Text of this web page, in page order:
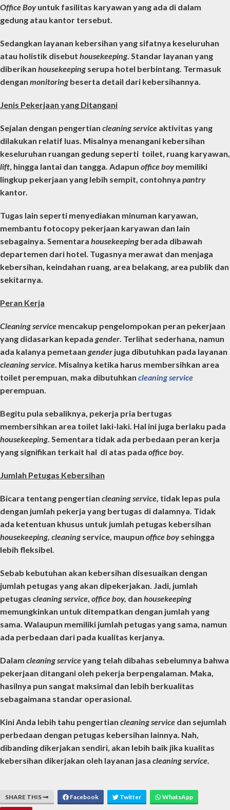
Office Boyuntuk fasilitas karyawan yang ada di dalam
gedung atau kantor tersebut.
Sedangkan layanan kebersihan yang sifatnya keseluruhan
atau holistik disebut housekeeping . Standar layanan yang
diberikan housekeeping serupa hotel berbintang. Termasuk
dengan monitoring beserta detail dari kebersihannya.
Jenis Pekerjaan yang Ditangani
Sejalan dengan pengertian cleaning service aktivitas yang
dilakukan relatif luas. Misalnya menangani kebersihan
keseluruhan ruangan gedung seperti toilet, ruang karyawan,
lift , hingga lantai dan tangga. Adapun office boymemiliki
lingkup pekerjaan yang lebih sempit, contohnya pantry
kantor.
Tugas lain seperti menyediakan minuman karyawan,
membantu fotocopy pekerjaan karyawan dan lain
sebagainya. Sementara housekeeping berada dibawah
departemen dari hotel. Tugasnya merawat dan menjaga
kebersihan, keindahan ruang, area belakang, area publik dan
sekitarnya.
Peran Kerja
Cleaning service mencakup pengelompokan peran pekerjaan
yang didasarkan kepada gender . Terlihat sederhana, namun
ada kalanya pemetaan gender juga dibutuhkan pada layanan
cleaning service . Misalnya ketika harus membersihkan area
toilet perempuan, maka dibutuhkan cleaning service
perempuan.
Begitu pula sebaliknya, pekerja pria bertugas
membersihkan area toilet laki-laki. Hal ini juga berlaku pada
housekeeping . Sementara tidak ada perbedaan peran kerja
yang signifikan terkait hal di atas pada office boy.
Jumlah Petugas Kebersihan
Bicara tentang pengertian cleaning service tidak lepas pula
dengan jumlah pekerja yang bertugas di dalamnya. Tidak
ada ketentuan khusus untuk jumlah petugas kebersihan
housekeeping, cleaning service, maupun office boysehingga
lebih fleksibel.
Sebab kebutuhan akan kebersihan disesuaikan dengan
jumlah petugas yang akan dipekerjakan. Jadi, jumlah
petugas cleaning service office boy, dan housekeeping
memungkinkan untuk ditempatkan dengan jumlah yang
sama. Walaupun memiliki jumlah petugas yang sama, namun
ada perbedaan dari pada kualitas kerjanya.
Dalam cleaning serviceyang telah dibahas sebelumnya bahwa
pekerjaan ditangani oleh pekerja berpengalaman. Maka,
hasilnya pun sangat maksimal dan lebih berkualitas
sebagaimana standar operasional.
Kini Anda lebih tahu pengertian cleaning service dan sejumlah
perbedaan dengan petugas kebersihan lainnya. Nah,
dibanding dikerjakan sendiri, akan lebih baik jika kualitas
kebersihan dikerjakan oleh layanan jasa cleaning service
SHARE THIS Facebook Twitter WhatsApp